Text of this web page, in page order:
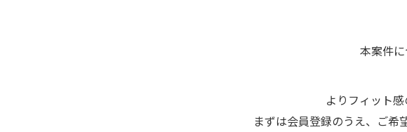
本案件に
よりフィット
まずは会員登録のうえ、 ご希